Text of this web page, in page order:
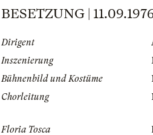
BESETZUNG |
Dirigent
Inszenierung
Bühnenbild und Kostüme
Chorleitung
Floria Tosca